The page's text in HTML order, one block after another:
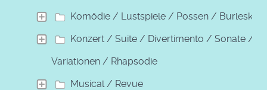
Komödie / Lustspiele / Possen / Burleske
Konzert / Suite / Divertimento / Sonate /
Variationen / Rhapsodie
Musical / Revue